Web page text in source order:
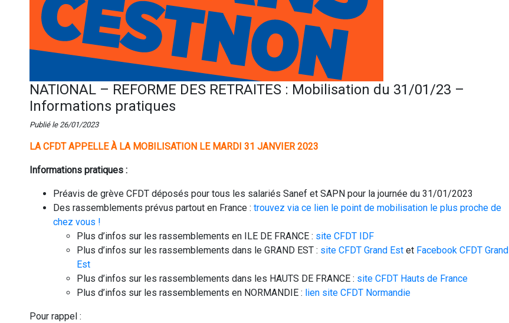
NATIONAL – REFORME DES RETRAITES : Mobilisation du 31/01/23 –
Informations pratiques
Publié le 26/01/2023
LA CFDT APPELLE À LA MOBILISATION LE MARDI 31 JANVIER 2023
Informations pratiques :
Préavis de grève CFDT déposés pour tous les salariés Sanef et SAPN pour la journée du 31/01/2023
Des rassemblements prévus partout en France : trouvez via ce lien le point de mobilisation le plus proche de
chez vous !
Plus d’infos sur les rassemblements en ILE DE FRANCE : site CFDT IDF
Plus d’infos sur les rassemblements dans le GRAND EST : site CFDT Grand Est et Facebook CFDT Grand
Est
Plus d’infos sur les rassemblements dans les HAUTS DE FRANCE : site CFDT Hauts de France
Plus d’infos sur les rassemblements en NORMANDIE : lien site CFDT Normandie
Pour rappel :